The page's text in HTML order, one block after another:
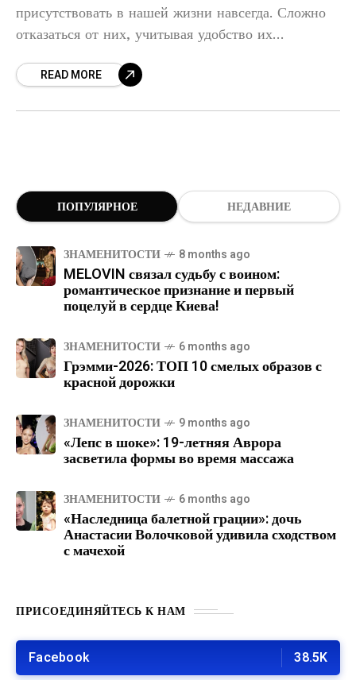
присутствовать в нашей жизни навсегда. Сложно
отказаться от них, учитывая удобство их
предметы, с которыми нам дают взаимодействовать
READ MORE
ПОПУЛЯРНОЕ НЕДАВНИЕ
ЗНАМЕНИТОСТИ 8 months ago
MELOVIN связал судьбу с воином:
романтическое признание и первый
поцелуй в сердце Киева!
ЗНАМЕНИТОСТИ 6 months ago
Грэмми-2026: ТОП 10 смелых образов с
красной дорожки
ЗНАМЕНИТОСТИ 9 months ago
«Лепс в шоке»: 19-летняя Аврора
засветила формы во время массажа
ЗНАМЕНИТОСТИ 6 months ago
«Наследница балетной грации»: дочь
Анастасии Волочковой удивила сходством
с мачехой
ПРИСОЕДИНЯЙТЕСЬ К НАМ
Facebook 38.5K